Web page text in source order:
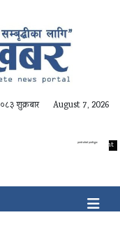
शुक्रबार August 7, 2026